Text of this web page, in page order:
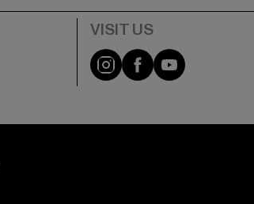
Visit our Instagram
Visit ourVisit our